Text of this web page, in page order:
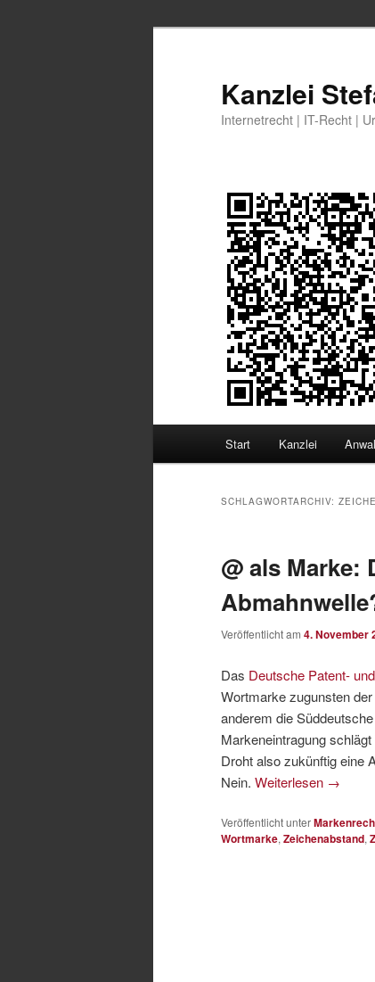
Kanzlei
Internetrecht | IT-Recht |
Start Kanzlei
SCHLAGWORTARCHIV:
@ als Marke:
Veröffentlicht am 4. November
Das Deutsche Patent-
Wortmarke zugunsten
anderem die
Markeneintragung
Droht also zukünftig eine
Nein. Weiterlesen →
Veröffentlicht unter
Wortmarke, Zeichenabstand,